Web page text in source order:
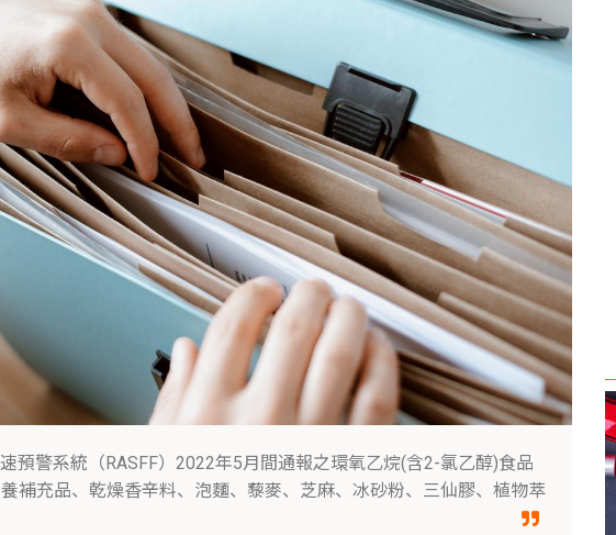
預警系統（RASFF）2022年5月間通報之環氧乙烷(含2-氯乙醇)食品
補充品、乾燥香辛料、泡麵、藜麥、芝麻、冰砂粉、三仙膠、植物萃